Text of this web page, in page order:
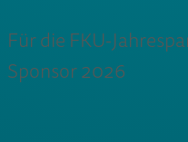
Für die FKU-
Sponsor 2026